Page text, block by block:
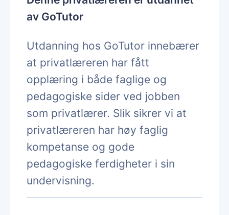
av GoTutor
Utdanning hos GoTutor innebærer
at privatlæreren har fått
opplæring i både faglige og
pedagogiske sider ved jobben
som privatlærer. Slik sikrer vi at
privatlæreren har høy faglig
kompetanse og gode
pedagogiske ferdigheter i sin
undervisning.